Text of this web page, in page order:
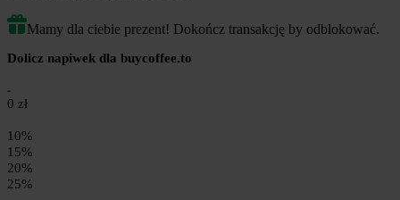
Mamy dla ciebie prezent! Dokończ transakcję by odblokować.
Dolicz napiwek dla buycoffee.to
0 zł
10%
15%
20%
25%